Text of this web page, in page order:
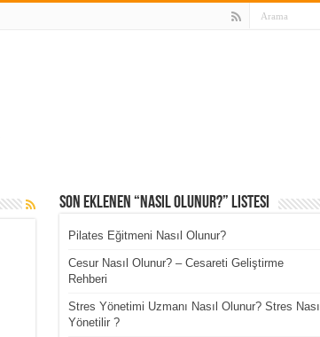
Son Eklenen “Nasıl Olunur?” Listesi
Pilates Eğitmeni Nasıl Olunur?
Cesur Nasıl Olunur? – Cesareti Geliştirme
Rehberi
Stres Yönetimi Uzmanı Nasıl Olunur? Stres Nasıl
Yönetilir ?